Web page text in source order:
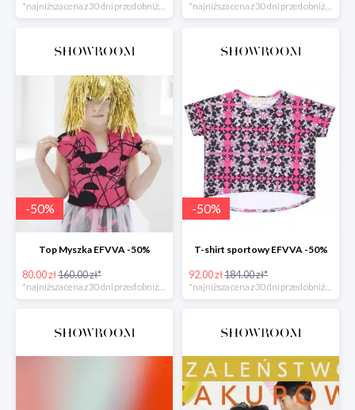
-50%
Top Myszka EFVVA -50%
80.00 zł160.00 zł*
*najniższa cena z 30 dni przed obniżką
-50%
T-shirt sportowy EFVVA -50%
92.00 zł184.00 zł*
*najniższa cena z 30 dni przed obniżką